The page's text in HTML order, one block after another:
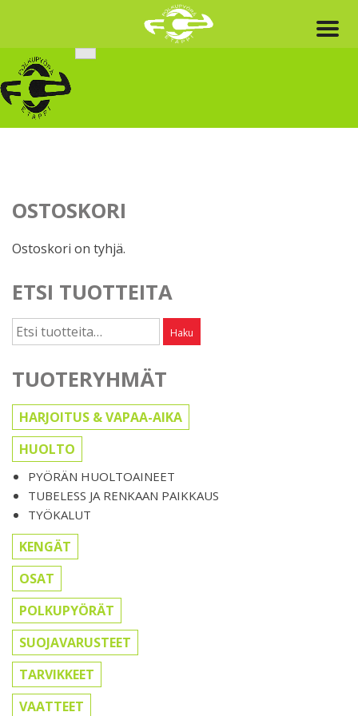
content
OSTOSKORI
Ostoskori on tyhjä.
ETSI TUOTTEITA
Etsi: Haku
TUOTERYHMÄT
HARJOITUS & VAPAA-AIKA
HUOLTO
PYÖRÄN HUOLTOAINEET
TUBELESS JA RENKAAN PAIKKAUS
TYÖKALUT
KENGÄT
OSAT
POLKUPYÖRÄT
SUOJAVARUSTEET
TARVIKKEET
VAATTEET